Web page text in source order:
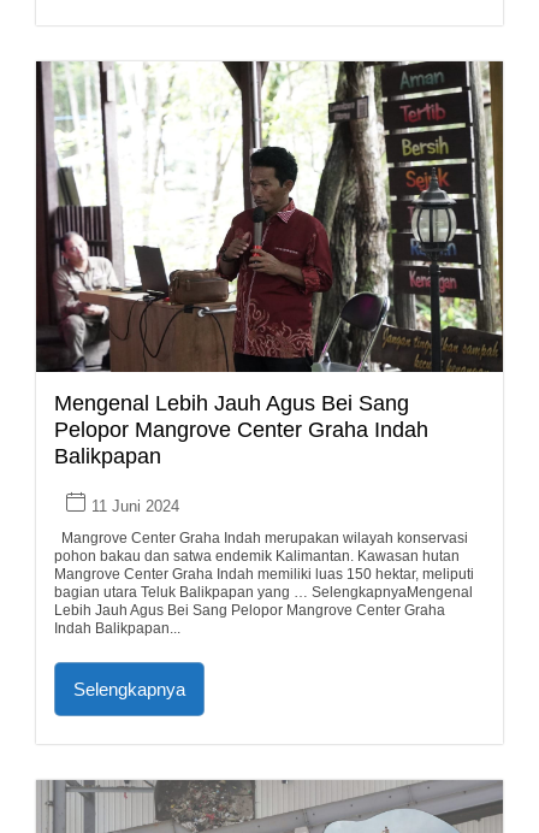
Mengenal Lebih Jauh Agus Bei Sang
Pelopor Mangrove Center Graha Indah
Balikpapan
11 Juni 2024
Mangrove Center Graha Indah merupakan wilayah konservasi
pohon bakau dan satwa endemik Kalimantan. Kawasan hutan
Mangrove Center Graha Indah memiliki luas 150 hektar, meliputi
bagian utara Teluk Balikpapan yang … SelengkapnyaMengenal
Lebih Jauh Agus Bei Sang Pelopor Mangrove Center Graha
Indah Balikpapan...
Selengkapnya